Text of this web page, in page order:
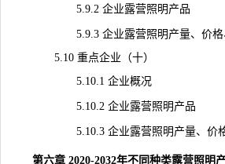
5.9.2 企业露营照明产品
5.9.3 企业露营照明产量、价格、
5.10 重点企业（十）
5.10.1 企业概况
5.10.2 企业露营照明产品
5.10.3 企业露营照明产量、价格
第六章 2020-2032年不同种类露营照明